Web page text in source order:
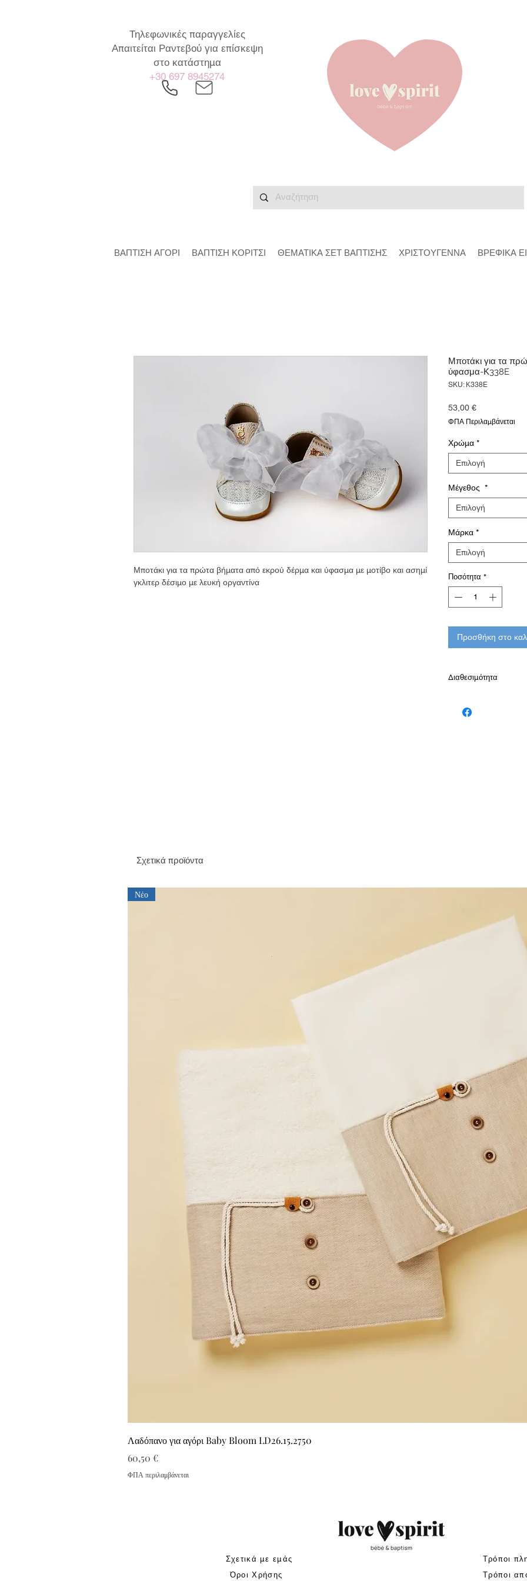
Τηλεφωνικές παραγγελίες
Απαιτείται Ραντεβού για επίσκεψη
στο κατάστημα
+30 697 8945274
Μποτάκι για τα πρώτα βήματα από εκρού δέρμα και ύφασμα με μοτίβο και ασημί
γκλιτερ δέσιμο με λευκή οργαντίνα
Μποτάκι για τα
ύφασμα-Κ338E
SKU: Κ338E
53,00 €Τιμή
ΦΠΑ Περιλαμβάνεται
Χρώμα *
Επιλογή
Μέγεθος *
Επιλογή
Μάρκα *
Επιλογή
Ποσότητα *
Προσθήκη στο
Διαθεσιμότητα
Σχετικά προϊόντα
Νέο
Λαδόπανο για αγόρι Baby Bloom LD26.15.2750
Τιμή
60,50 €
ΦΠΑ περιλαμβάνεται
ΒΑΠΤΙΣΗ ΑΓΟΡΙ ΒΑΠΤΙΣΗ ΚΟΡΙΤΣΙ ΘΕΜΑΤΙΚΑ ΣΕΤ ΒΑΠΤΙΣΗΣ ΧΡΙΣΤΟΥΓΕΝΝΑ ΒΡΕΦΙΚΑ
Σχετικά με εμάς
Όροι Χρήσης
Τρόποι
Τρόποι